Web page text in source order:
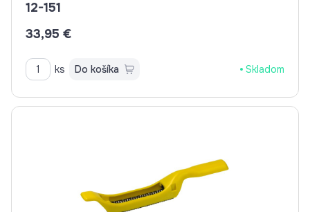
12-151
33,95 €
ks Do košíka Skladom